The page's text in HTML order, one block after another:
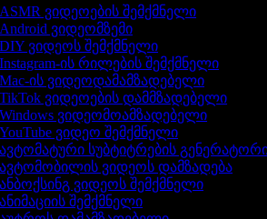
ვიდეოების შემქმნელი
ვიდეომზემი
ვიდეოს შემქმნელი
ის რილების შემქმნელი
ის ვიდეოდამამზადებელი
ვიდეოების დამმზადებელი
ვიდეომოამზადებელი
ვიდეო შემქმნელი
სუბტიტრების გენერატორი
ვიდეოს დამზადება
ვიდეოს შემქმნელი
შემქმნელი